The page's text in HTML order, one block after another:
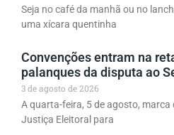
Seja no café da manhã ou no
uma xícara quentinha
Convenções entram na
palanques da disputa ao
3 de agosto de 2026
A quarta-feira, 5 de agosto,
Justiça Eleitoral para